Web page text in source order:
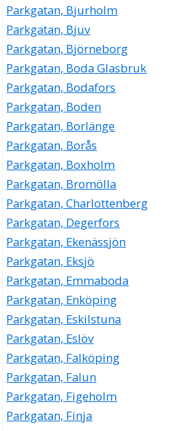
Parkgatan, Bjurholm
Parkgatan, Bjuv
Parkgatan, Björneborg
Parkgatan, Boda Glasbruk
Parkgatan, Bodafors
Parkgatan, Boden
Parkgatan, Borlänge
Parkgatan, Borås
Parkgatan, Boxholm
Parkgatan, Bromölla
Parkgatan, Charlottenberg
Parkgatan, Degerfors
Parkgatan, Ekenässjön
Parkgatan, Eksjö
Parkgatan, Emmaboda
Parkgatan, Enköping
Parkgatan, Eskilstuna
Parkgatan, Eslöv
Parkgatan, Falköping
Parkgatan, Falun
Parkgatan, Figeholm
Parkgatan, Finja